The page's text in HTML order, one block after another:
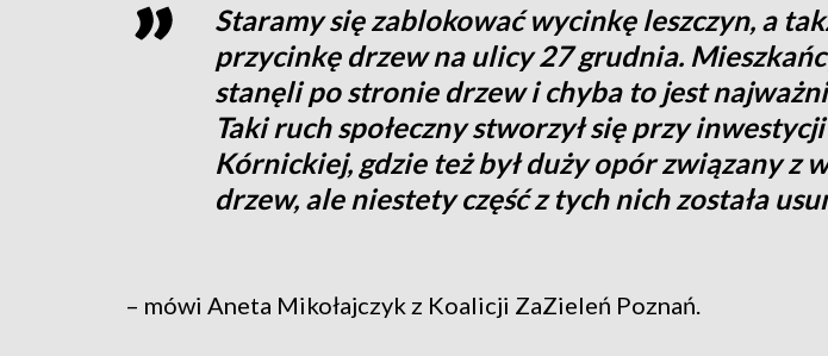
Staramy się zablokować wycinkę leszczyn, a
przycinkę drzew na ulicy 27 grudnia.
stanęli po stronie drzew i chyba to jest
Taki ruch społeczny stworzył się przy
Kórnickiej, gdzie też był duży opór związany z
drzew, ale niestety część z tych nich została
– mówi Aneta Mikołajczyk z Koalicji ZaZieleń Poznań.